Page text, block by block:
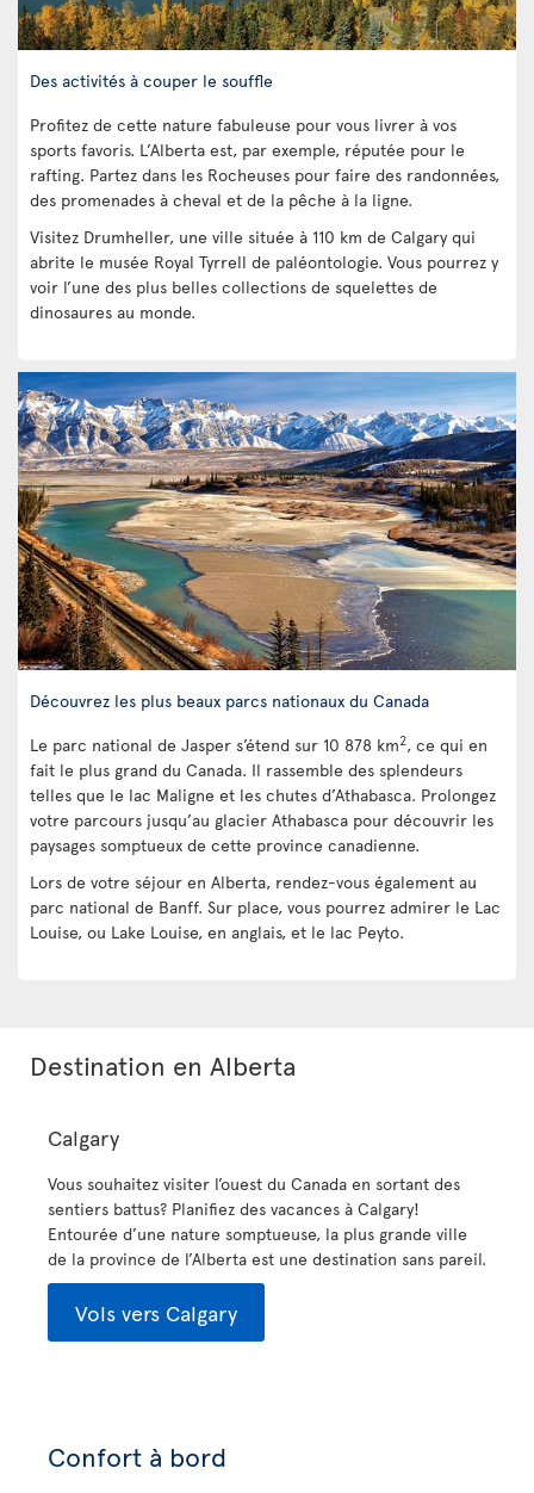
Des activités à couper le souffle
Profitez de cette nature fabuleuse pour vous livrer à vos
sports favoris. L’Alberta est, par exemple, réputée pour le
rafting. Partez dans les Rocheuses pour faire des randonnées,
des promenades à cheval et de la pêche à la ligne.
Visitez Drumheller, une ville située à 110 km de Calgary qui
abrite le musée Royal Tyrrell de paléontologie. Vous pourrez y
voir l’une des plus belles collections de squelettes de
dinosaures au monde.
Découvrez les plus beaux parcs nationaux du Canada
Le parc national de Jasper s’étend sur 10 878 km2, ce qui en
fait le plus grand du Canada. Il rassemble des splendeurs
telles que le lac Maligne et les chutes d’Athabasca. Prolongez
votre parcours jusqu’au glacier Athabasca pour découvrir les
paysages somptueux de cette province canadienne.
Lors de votre séjour en Alberta, rendez-vous également au
parc national de Banff. Sur place, vous pourrez admirer le Lac
Louise, ou Lake Louise, en anglais, et le lac Peyto.
Destination en Alberta
Calgary
Vous souhaitez visiter l’ouest du Canada en sortant des
sentiers battus? Planifiez des vacances à Calgary!
Entourée d’une nature somptueuse, la plus grande ville
de la province de l’Alberta est une destination sans pareil.
Vols vers Calgary
Confort à bord